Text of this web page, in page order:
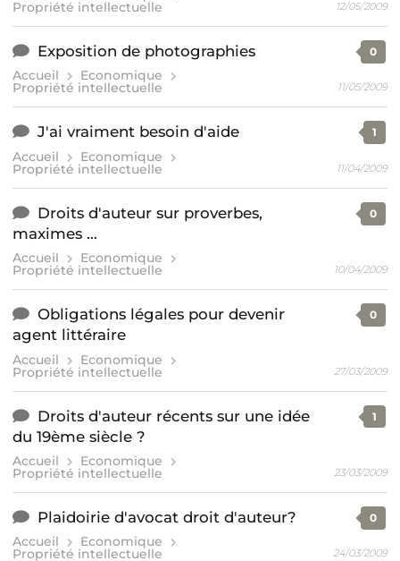
Propriété intellectuelle 12/05/2009
Exposition de photographies
Accueil Economique
Propriété intellectuelle
0
11/05/2009
J'ai vraiment besoin d'aide
Accueil Economique
Propriété intellectuelle
1
11/04/2009
Droits d'auteur sur proverbes,
maximes ...
Accueil Economique
Propriété intellectuelle
0
10/04/2009
Obligations légales pour devenir
agent littéraire
Accueil Economique
Propriété intellectuelle
0
27/03/2009
Droits d'auteur récents sur une idée
du 19ème siècle ?
Accueil Economique
Propriété intellectuelle
1
23/03/2009
Plaidoirie d'avocat droit d'auteur?
Accueil Economique
Propriété intellectuelle
0
24/03/2009